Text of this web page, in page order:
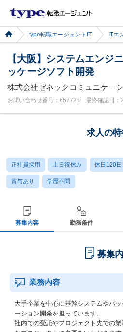
type転職エージェントIT ITエ
【大阪】システムエンジ
ッケージソフト開発
株式会社ゼネックコミュニケー
お問い合わせ番号：657728 最終確認日：
求人の
正社員採用 土日祝休み 休日120日
賞与あり 学歴不問
募集内容 勤務条件
募集
業務内容
大手企業を中心に基幹システムやパ
ーション開発を担っています。
社内での受託やプロジェクト先での